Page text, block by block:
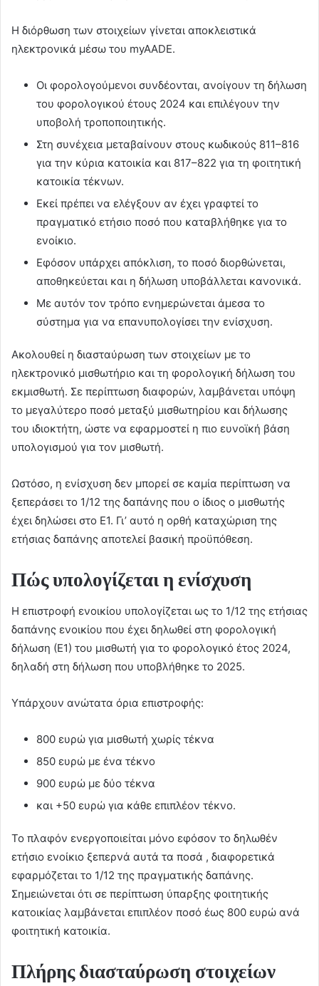
Η διόρθωση των στοιχείων γίνεται αποκλειστικά
ηλεκτρονικά μέσω του myAADE.
Οι φορολογούμενοι συνδέονται, ανοίγουν τη δήλωση
του φορολογικού έτους 2024 και επιλέγουν την
υποβολή τροποποιητικής.
Στη συνέχεια μεταβαίνουν στους κωδικούς 811–816
για την κύρια κατοικία και 817–822 για τη φοιτητική
κατοικία τέκνων.
Εκεί πρέπει να ελέγξουν αν έχει γραφτεί το
πραγματικό ετήσιο ποσό που καταβλήθηκε για το
ενοίκιο.
Εφόσον υπάρχει απόκλιση, το ποσό διορθώνεται,
αποθηκεύεται και η δήλωση υποβάλλεται κανονικά.
Με αυτόν τον τρόπο ενημερώνεται άμεσα το
σύστημα για να επανυπολογίσει την ενίσχυση.
Ακολουθεί η διασταύρωση των στοιχείων με το
ηλεκτρονικό μισθωτήριο και τη φορολογική δήλωση του
εκμισθωτή. Σε περίπτωση διαφορών, λαμβάνεται υπόψη
το μεγαλύτερο ποσό μεταξύ μισθωτηρίου και δήλωσης
του ιδιοκτήτη, ώστε να εφαρμοστεί η πιο ευνοϊκή βάση
υπολογισμού για τον μισθωτή.
Ωστόσο, η ενίσχυση δεν μπορεί σε καμία περίπτωση να
ξεπεράσει το 1/12 της δαπάνης που ο ίδιος ο μισθωτής
έχει δηλώσει στο Ε1. Γι’ αυτό η ορθή καταχώριση της
ετήσιας δαπάνης αποτελεί βασική προϋπόθεση.
Πώς υπολογίζεται η ενίσχυση
Η επιστροφή ενοικίου υπολογίζεται ως το 1/12 της ετήσιας
δαπάνης ενοικίου που έχει δηλωθεί στη φορολογική
δήλωση (Ε1) του μισθωτή για το φορολογικό έτος 2024,
δηλαδή στη δήλωση που υποβλήθηκε το 2025.
Υπάρχουν ανώτατα όρια επιστροφής:
800 ευρώ για μισθωτή χωρίς τέκνα
850 ευρώ με ένα τέκνο
900 ευρώ με δύο τέκνα
και +50 ευρώ για κάθε επιπλέον τέκνο.
Το πλαφόν ενεργοποιείται μόνο εφόσον το δηλωθέν
ετήσιο ενοίκιο ξεπερνά αυτά τα ποσά , διαφορετικά
εφαρμόζεται το 1/12 της πραγματικής δαπάνης.
Σημειώνεται ότι σε περίπτωση ύπαρξης φοιτητικής
κατοικίας λαμβάνεται επιπλέον ποσό έως 800 ευρώ ανά
φοιτητική κατοικία.
Πλήρης διασταύρωση στοιχείων